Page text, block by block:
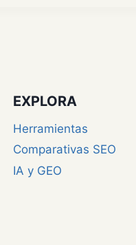
EXPLORA
Herramientas
Comparativas SEO
IA y GEO